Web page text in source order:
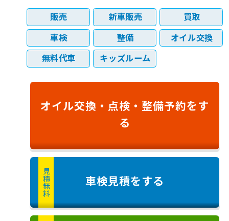
販売 新車販売
買取
車検
整備
オイル交換
無料代車
キッズルーム
オイル交換・ 点検・ 整備予約をす
る
見積無料 車検見積をする